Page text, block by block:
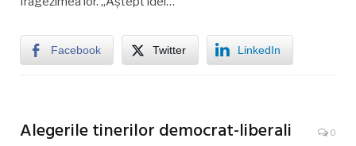
Facebook Twitter LinkedIn
Alegerile tinerilor democrat-liberali 0